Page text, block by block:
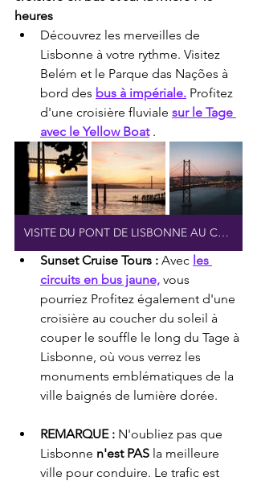
heures
Découvrez les merveilles de
Lisbonne à votre rythme. Visitez
Belém et le Parque das Nações à
bord des bus à impériale. Profitez
d'une croisière fluviale sur le Tage
avec le Yellow Boat .
VISITE DU PONT DE LISBONNE AU COUCHER DU SOLEIL
Sunset Cruise Tours : Avec les
circuits en bus jaune, vous
pourriez Profitez également d'une
croisière au coucher du soleil à
couper le souffle le long du Tage à
Lisbonne, où vous verrez les
monuments emblématiques de la
ville baignés de lumière dorée.
REMARQUE : N'oubliez pas que
Lisbonne n'est PAS la meilleure
ville pour conduire. Le trafic est